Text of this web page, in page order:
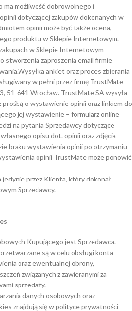
możliwość dobrowolnego i
dotyczącej zakupów dokonanych w
opinii może być także ocena,
produktu w Sklepie Internetowym.
w Sklepie Internetowym
stworzenia zaproszenia email firmie
ankiet oraz proces zbierania
w pełni przez firmę TrustMate
51-641 Wrocław. TrustMate SA wysyła
prośbą o wystawienie opinii oraz linkiem do
jej wystawienie – formularz online
na pytania Sprzedawcy dotyczące
opisu dot. opinii oraz zdjęcia
braku wystawienia opinii po otrzymaniu
opinii TrustMate może ponowić
przez Klienta, który dokonał
Sprzedawcy.
Kupującego jest Sprzedawca.
są w celu obsługi konta
oraz ewentualnej obrony,
związanych z zawieranymi za
sprzedaży.
danych osobowych oraz
znajdują się w polityce prywatności